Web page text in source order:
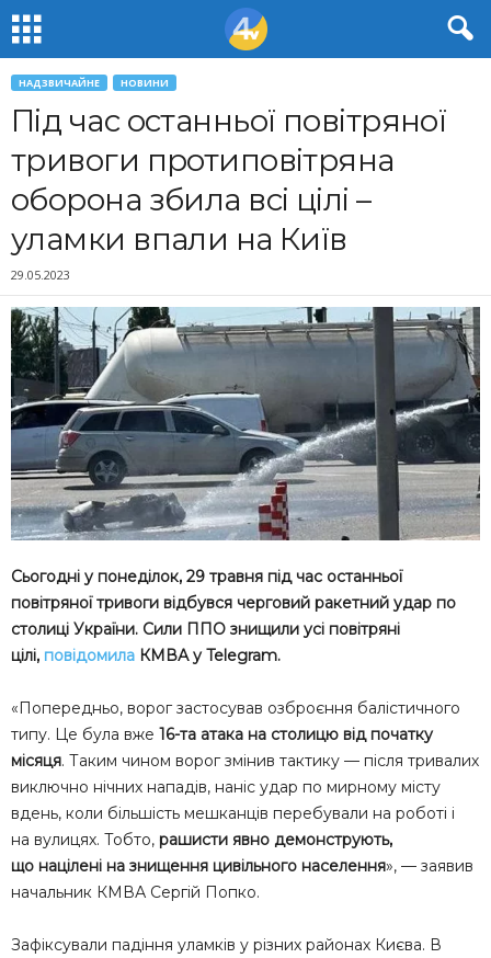
НАДЗВИЧАЙНЕ НОВИНИ
Під час останньої повітряної
тривоги протиповітряна
оборона збила всі цілі –
уламки впали на Київ
29.05.2023
Сьогодні у понеділок, 29 травня під час останньої
повітряної тривоги відбувся черговий ракетний удар по
столиці України. Сили ППО знищили усі повітряні
цілі, повідомила КМВА у Telegram.
«Попередньо, ворог застосував озброєння балістичного
типу. Це була вже 16-та атака на столицю від початку
місяця. Таким чином ворог змінив тактику — після тривалих
виключно нічних нападів, наніс удар по мирному місту
вдень, коли більшість мешканців перебували на роботі і
на вулицях. Тобто, рашисти явно демонструють,
що націлені на знищення цивільного населення», — заявив
начальник КМВА Сергій Попко.
Зафіксували падіння уламків у різних районах Києва. В